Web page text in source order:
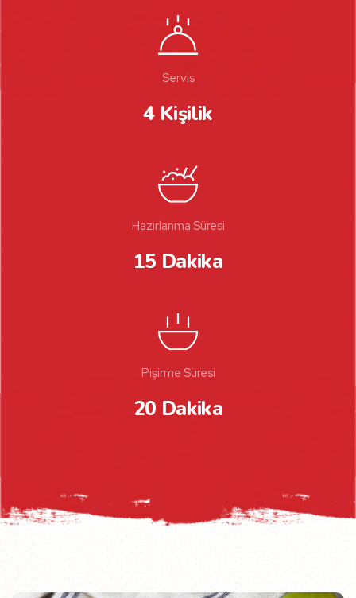
Servis
4 Kişilik
Hazırlanma Süresi
15 Dakika
Pişirme Süresi
20 Dakika